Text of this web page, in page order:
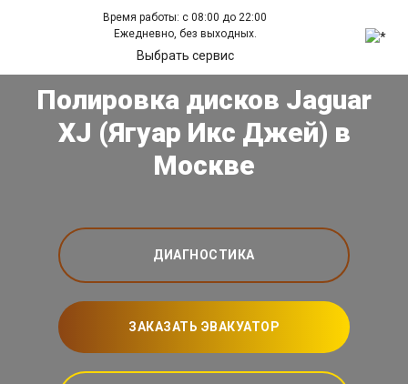
Время работы: с 08:00 до 22:00
Ежедневно, без выходных.
Выбрать сервис
Полировка дисков Jaguar
XJ (Ягуар Икс Джей) в
Москве
ДИАГНОСТИКА
ЗАКАЗАТЬ ЭВАКУАТОР